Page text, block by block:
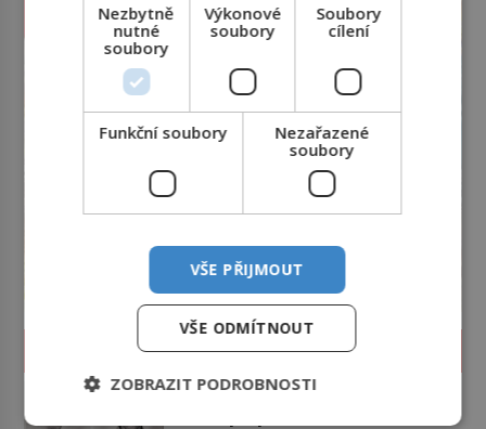
SVĚT ZLOČINU
James Whitey Bulger: Práskač,
Nezbytně
nutné
soubory
Výkonové
soubory
Soubory
cílení
Funkční soubory
Nezařazené
soubory
VŠE PŘIJMOUT
VŠE ODMÍTNOUT
ZOBRAZIT PODROBNOSTI